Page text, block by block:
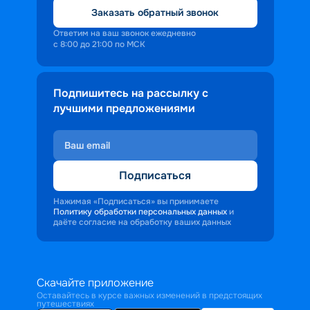
Заказать обратный звонок
Ответим на ваш звонок ежедневно
с 8:00 до 21:00 по МСК
Подпишитесь на рассылку с
лучшими предложениями
Подписаться
Нажимая «Подписаться» вы принимаете
Политику обработки персональных данных и
даёте согласие на обработку ваших данных
Скачайте приложение
Оставайтесь в курсе важных изменений в предстоящих
путешествиях